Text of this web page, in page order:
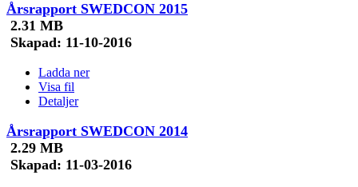
Årsrapport SWEDCON 2015
2.31 MB
Skapad: 11-10-2016
Ladda ner
Visa fil
Detaljer
Årsrapport SWEDCON 2014
2.29 MB
Skapad: 11-03-2016